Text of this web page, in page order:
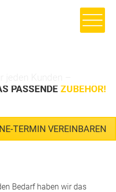
PASSENDE ZUBEHÖR!
TERMIN VEREINBAREN
Bedarf haben wir das